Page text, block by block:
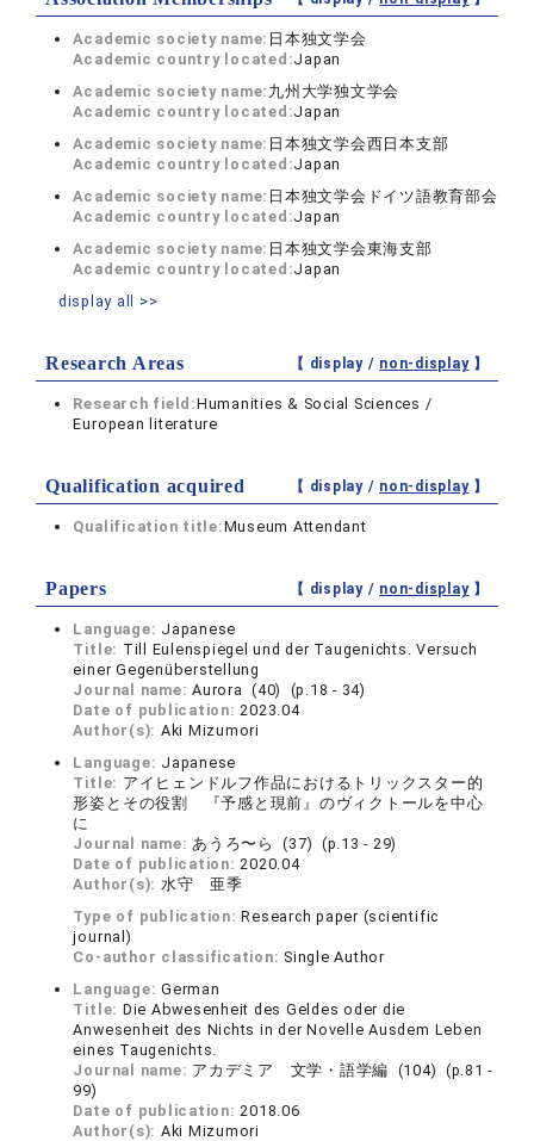
Academic society name: 日本独文学会
Academic country located:Japan
Academic society name: 九州大学独文学会
Academic country located:Japan
Academic society name: 日本独文学会西日本支部
Academic country located:Japan
Academic society name: 日本独文学会ドイツ語教育部会
Academic country located:Japan
Academic society name: 日本独文学会東海支部
Academic country located:Japan
display all >>
Research Areas 【 display / non-display】
Research field:Humanities & Social Sciences /
European literature
Qualification acquired 【 display / non-display】
Qualification title:Museum Attendant
Papers 【 display / non-display】
Language: Japanese
Title: Till Eulenspiegel und der Taugenichts. Versuch
einer Gegenüberstellung
Journal name:Aurora (40) (p.18 - 34)
Date of publication: 2023.04
Author(s): Aki Mizumori
Language: Japanese
Title: アイヒェンドルフ作品におけるトリックスター的
形姿とその役割 『予感と現前』のヴィクトールを中心
に
Journal name: あうろ〜ら (37) (p.13 - 29)
Date of publication: 2020.04
Author(s): 水守 亜季
Type of publication:Research paper (scientific
journal)
Co-author classification: Single Author
Language:German
Title: Die Abwesenheit des Geldes oder die
Anwesenheit des Nichts in der Novelle Ausdem Leben
eines Taugenichts.
Journal name: アカデミア 文学・語学編 (104) (p.81 -
99)
Date of publication: 2018.06
Author(s): Aki Mizumori